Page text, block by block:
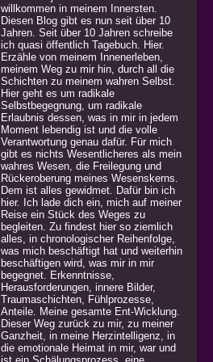
willkommen in meinem Innersten.
Diesen Blog gibt es nun seit über 10
Jahren. Seit über 10 Jahren schreibe
ich quasi öffentlich Tagebuch. Hier.
Erzähle von meinem Innenerleben,
meinem Weg zu mir hin, durch all die
Schichten zu meinem wahren Selbst.
Hier geht es um radikale
Selbstbegegnung, um radikale
Erlaubnis dessen, was in mir in jedem
Moment lebendig ist und die volle
Verantwortung genau dafür. Für mich
gibt es nichts Wesentlicheres als mein
wahres Wesen, die Freilegung und
Rückeroberung meines Wesenskerns.
Dem ist alles gewidmet. Dafür bin ich
hier. Ich lade dich ein, mich auf meiner
Reise ein Stück des Weges zu
begleiten. Zu findest hier so ziemlich
alles, in chronologischer Reihenfolge,
was mich beschäftigt hat und weiterhin
beschäftigen wird, was mir in mir
begegnet. Erkenntnisse,
Herausforderungen, innere Bilder,
Traumaschichten, Fühlprozesse,
Anteile. Meine gesamte Ent-Wicklung.
Dieser Weg zurück zu mir, zu meiner
Ganzheit, in meine Herzintelligenz, in
die emotionale Heimat in mir, war und